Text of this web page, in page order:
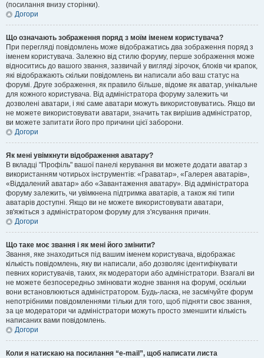
(посилання внизу сторінки).
Догори
Що означають зображення поряд з моїм іменем користувача?
При перегляді повідомлень може відображатись два зображення поряд з
іменем користувача. Залежно від стилю форуму, перше зображення може
відноситись до вашого звання, зазвичай у вигляді зірочок, блоків чи крапок,
які відображають скільки повідомлень ви написали або ваш статус на
форумі. Друге зображення, як правило більше, відоме як аватар, унікальне
для кожного користувача. Від адміністратора форуму залежить чи
дозволені аватари, і які саме аватари можуть використовуватись. Якщо ви
не можете використовувати аватари, значить так вирішив адміністратор,
ви можете запитати його про причини цієї заборони.
Догори
Як мені увімкнути відображення аватару?
В вкладці "Профіль" вашої панелі керування ви можете додати аватар з
використанням чотирьох інструментів: «Граватар», «Галерея аватарів»,
«Віддалений аватар» або «Завантаження аватару». Від адміністратора
форуму залежить, чи увімкнена підтримка аватарів, а також які типи
аватарів доступні. Якщо ви не можете використовувати аватари,
зв'яжіться з адміністратором форуму для з'ясування причин.
Догори
Що таке моє звання і як мені його змінити?
Звання, яке знаходиться під вашим іменем користувача, відображає
кількість повідомлень, яку ви написали, або дозволяє ідентифікувати
певних користувачів, таких, як модератори або адміністратори. Взагалі ви
не можете безпосередньо змінювати жодне звання на форумі, оскільки
вони встановлюються адміністратором. Будь-ласка, не засмічуйте форум
непотрібними повідомленнями тільки для того, щоб підняти своє звання,
за це модератори чи адміністратори можуть просто зменшити кількість
написаних вами повідомлень.
Догори
Коли я натискаю на посилання “e-mail”, щоб написати листа